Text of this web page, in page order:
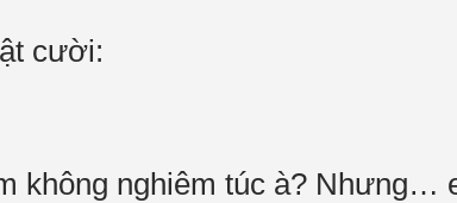
cười:
không nghiêm túc à? Nhưng…